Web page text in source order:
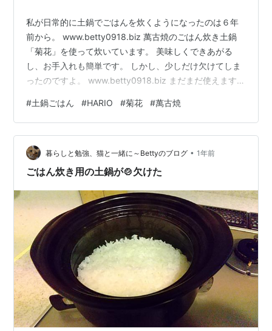
私が日常的に土鍋でごはんを炊くようになったのは６年
前から。 www.betty0918.biz 萬古焼のごはん炊き土鍋
「菊花」を使って炊いています。 美味しくできあがる
し、お手入れも簡単です。 しかし、少しだけ欠けてしま
ったのですよ。 www.betty0918.biz まだまだ使えますの
のが同じく萬古焼のHARIOのごはん釜です。 リンク 丸い
フォルムの見た目が可愛い。 ガラス蓋なのもいいです
ね。 ハリオ ご飯釜 フタがガラスのご飯釜 3合炊き GNR-
200-B-W 直火専用 ご飯鍋 日本製 2合 3合 HARIO お値段
は私が愛用している…
#土鍋ごはん #HARIO #菊花 #萬古焼
暮らしと勉強、猫と一緒に～Bettyのブログ • 1年前
ごはん炊き用の土鍋が🍲欠けた